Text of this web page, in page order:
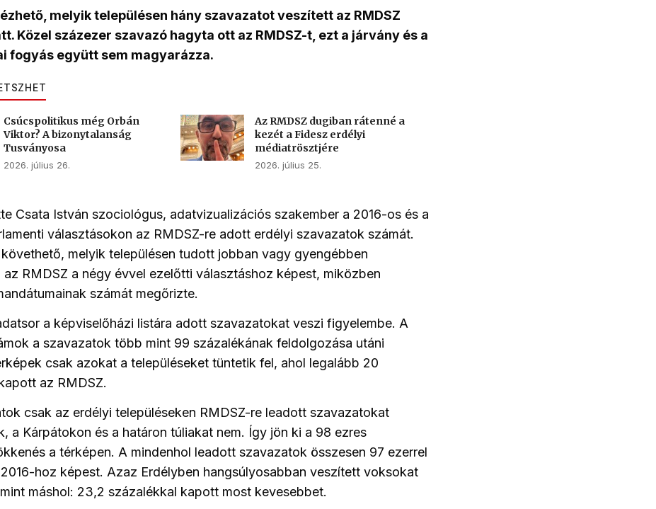
melyik településen hány szavazatot veszített az RMDSZ
Közel százezer szavazó hagyta ott az RMDSZ-t, ezt a járvány és a
fogyás együtt sem magyarázza.
Csúcspolitikus még Orbán
Viktor? A bizonytalanság
Tusványosa
2026. július 26.
Az RMDSZ dugiban rátenné a
kezét a Fidesz erdélyi
médiatrösztjére
2026. július 25.
Csata István szociológus, adatvizualizációs szakember a 2016-os és a
választásokon az RMDSZ-re adott erdélyi szavazatok számát.
melyik településen tudott jobban vagy gyengébben
RMDSZ a négy évvel ezelőtti választáshoz képest, miközben
számát megőrizte.
a képviselőházi listára adott szavazatokat veszi figyelembe. A
a szavazatok több mint 99 százalékának feldolgozása utáni
csak azokat a településeket tüntetik fel, ahol legalább 20
az RMDSZ.
csak az erdélyi településeken RMDSZ-re leadott szavazatokat
a Kárpátokon és a határon túliakat nem. Így jön ki a 98 ezres
a térképen. A mindenhol leadott szavazatok összesen 97 ezerrel
hoz képest. Azaz Erdélyben hangsúlyosabban veszített voksokat
máshol: 23,2 százalékkal kapott most kevesebbet.